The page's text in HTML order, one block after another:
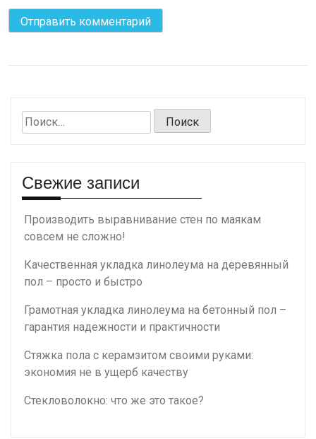
Найти:
Свежие записи
Производить выравнивание стен по маякам
совсем не сложно!
Качественная укладка линолеума на деревянный
пол – просто и быстро
Грамотная укладка линолеума на бетонный пол –
гарантия надежности и практичности
Стяжка пола с керамзитом своими руками:
экономия не в ущерб качеству
Стекловолокно: что же это такое?